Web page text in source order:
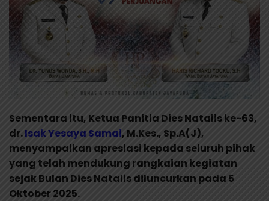
Sementara itu, Ketua Panitia Dies Natalis ke-63,
dr.Isak Yesaya Samai, M.Kes., Sp.A(J),
menyampaikan apresiasi kepada seluruh pihak
yang telah mendukung rangkaian kegiatan
sejak Bulan Dies Natalis diluncurkan pada 5
Oktober 2025.